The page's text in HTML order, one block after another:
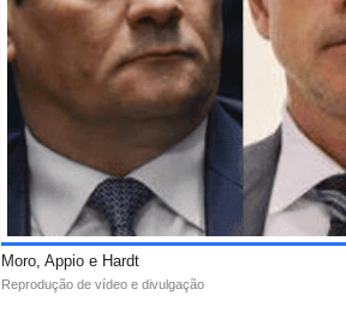
Moro, Appio e Hardt
Reprodução de vídeo e divulgação